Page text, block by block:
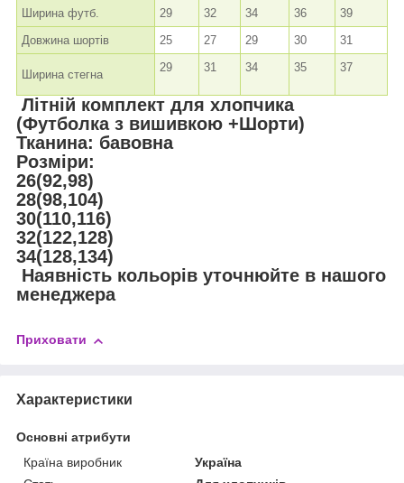
Ширина футб.
29 32 34 36
39
Довжина шортів
25 27 29 30 31
Ширина стегна
29 31 34 35 37
Літній комплект для хлопчика
(Футболка з вишивкою +Шорти)
Тканина: бавовна
Розміри:
26(92,98)
28(98,104)
30(110,116)
32(122,128)
34(128,134)
Наявність кольорів уточнюйте в нашого
менеджера
Приховати
Характеристики
Основні атрибути
Країна виробник
Україна